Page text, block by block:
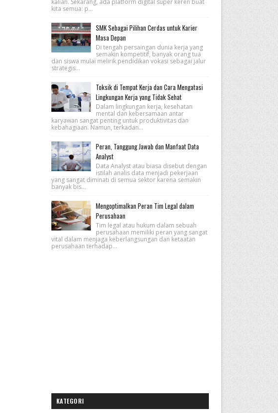
kalian. Sekarang, ada platform digital super keren buat
kita semua: p...
SMK Sebagai Pilihan Cerdas untuk Karier
Masa Depan
Di tengah persaingan dunia kerja yang
semakin kompetitif, banyak orang tua
dan siswa mulai melirik pendidikan vokasi sebagai jalur
strategis...
Toksik di Tempat Kerja dan Cara Mengatasi
Lingkungan Kerja yang Tidak Sehat
Dalam lingkungan kerja, kesehatan
mental dan kebersamaan antar
karyawan sangat penting untuk produktivitas dan
kebahagiaan. Namun, terkadan...
Peran, Tanggung Jawab dan Manfaat Data
Analyst
Data Analyst atau biasa disebut dengan
istilah analis data menjadi pekerjaan
yang sangat diminati di semua sektor karena semakin
banyak bis...
Mengoptimalkan Peran Tim Legal dalam
Perusahaan
Tim legal atau hukum dalam sebuah
perusahaan memiliki peran yang sangat
vital dalam menjaga keberlangsungan dan ketaatan
perusahaan terhadap...
KATEGORI